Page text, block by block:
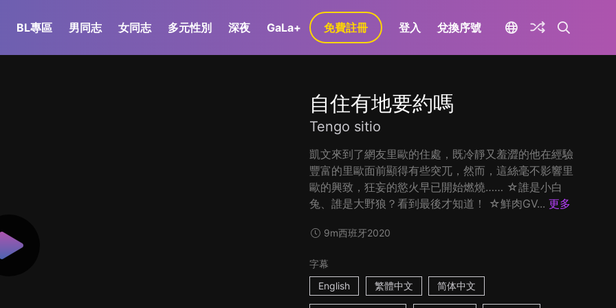
BL專區 男同志 女同志 多元性別 深夜 GaLa+ 免費註冊 登入 兌換序號
自住有地要約嗎
Tengo sitio
凱文來到了網友里歐的住處，既冷靜又羞澀的他在經驗
豐富的里歐面前顯得有些突兀，然而，這絲毫不影響里
歐的興致，狂妄的慾火早已開始燃燒…… ☆誰是小白
兔、誰是大野狼？看到最後才知道！ ☆鮮肉GV... 更多
9m西班牙2020
字幕
English
繁體中文 简体中文